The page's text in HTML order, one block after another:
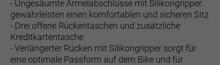
- Ungesäumte Ärmelabschlüsse mit Silikongripper
gewährleisten einen komfortablen und sicheren Sitz
- Drei offene Rückentaschen und zusätzliche
Kreditkartentasche
- Verlängerter Rücken mit Silikongripper sorgt für
eine optimale Passform auf dem Bike und für